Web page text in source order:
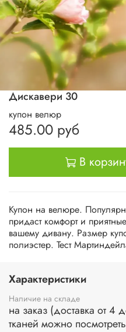
Дискавери 30
купон велюр
485.00 руб
В
Купон на велюре.
придаст комфорт и
вашему дивану. Размер
полиэстер. Тест
Характеристики
Наличие на складе
на заказ (доставка от
тканей можно